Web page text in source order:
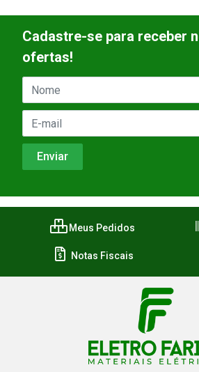
Cadastre-se para receber
ofertas!
Meus Pedidos
Notas Fiscais